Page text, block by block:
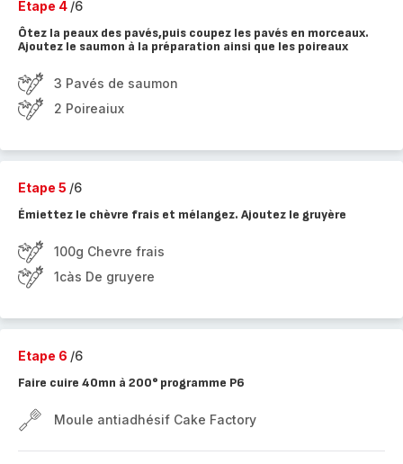
Etape 4 /6
Ôtez la peaux des pavés,puis coupez les pavés en morceaux.
Ajoutez le saumon à la préparation ainsi que les poireaux
3 Pavés de saumon
2 Poireaiux
Etape 5 /6
Émiettez le chèvre frais et mélangez. Ajoutez le gruyère
100g Chevre frais
1càs De gruyere
Etape 6 /6
Faire cuire 40mn à 200° programme P6
Moule antiadhésif Cake Factory